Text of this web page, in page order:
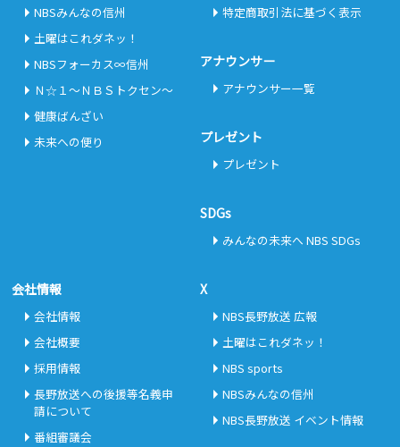
NBSみんなの信州
土曜はこれダネッ！
NBSフォーカス∞信州
Ｎ☆１～ＮＢＳトクセン～
健康ばんざい
未来への便り
特定商取引法に基づく表示
アナウンサー
アナウンサー一覧
プレゼント
プレゼント
SDGs
みんなの未来へ NBS SDGs
会社情報
会社情報
会社概要
採用情報
長野放送への後援等名義申
請について
番組審議会
X
NBS長野放送 広報
土曜はこれダネッ！
NBS sports
NBSみんなの信州
NBS長野放送 イベント情報